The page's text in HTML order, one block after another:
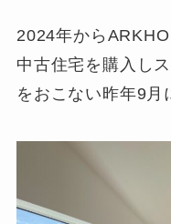
2024年から
中古住宅を購入し
をおこない昨年9月